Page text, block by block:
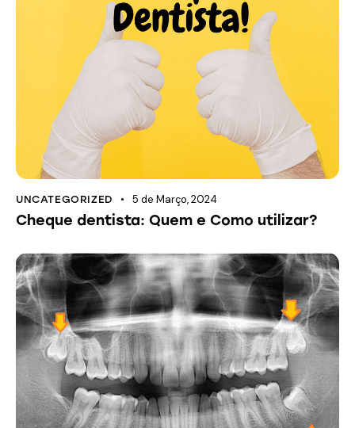
UNCATEGORIZED 5 de Março, 2024
Cheque dentista: Quem e Como utilizar?